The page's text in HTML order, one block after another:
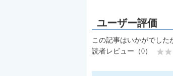
この記事はいかがでした
読者レビュー（0）